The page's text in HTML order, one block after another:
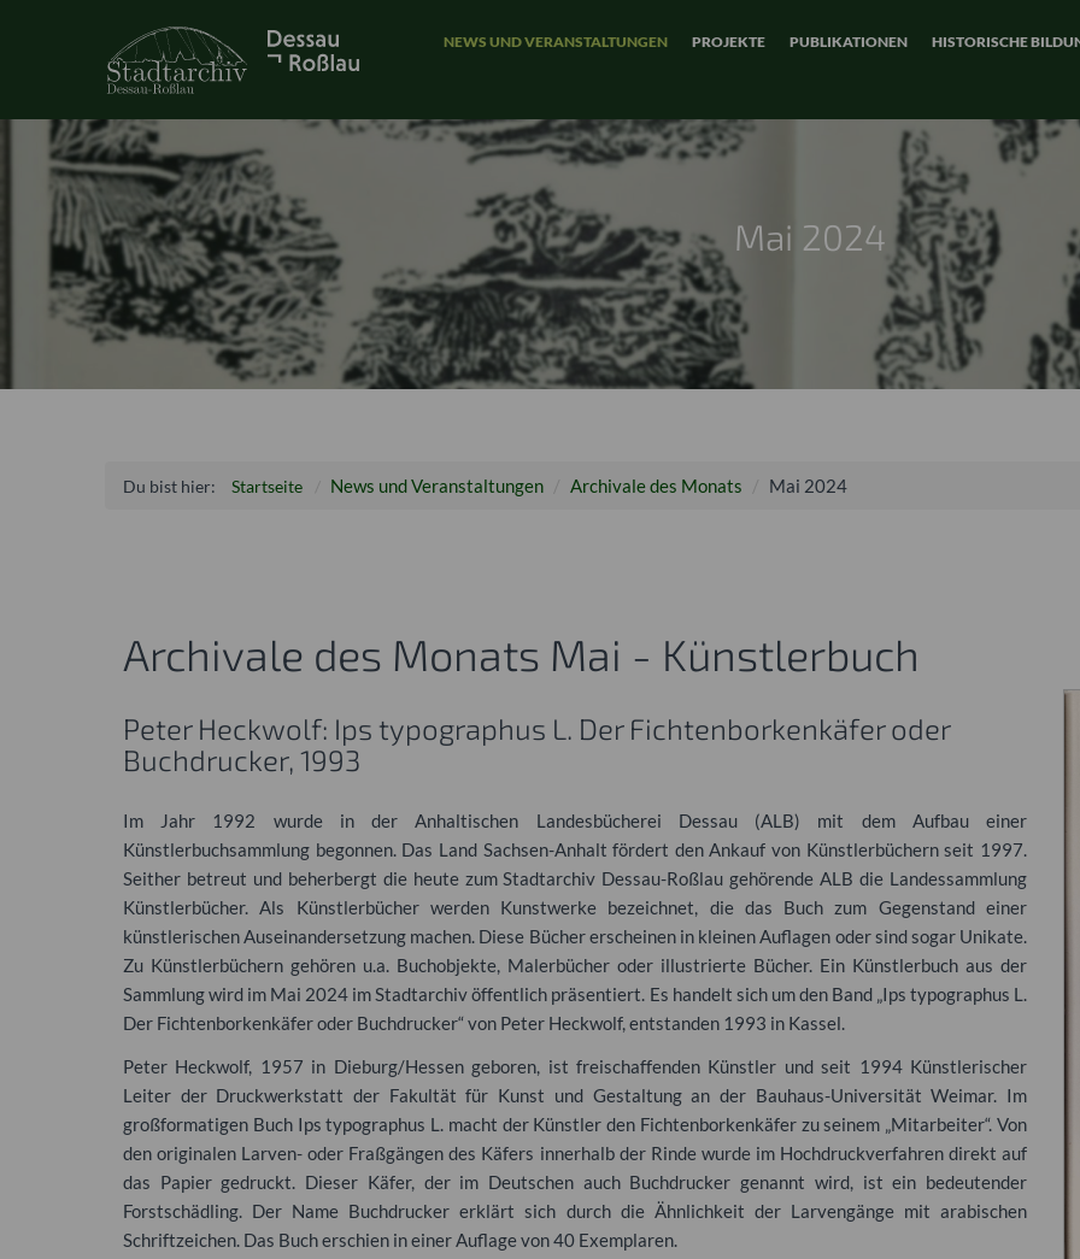
NEWS UND VERANSTALTUNGEN PROJEKTE PUBLIKATIONEN HISTORISCHE
Mai 2024
Du bist hier: Startseite News und Veranstaltungen Archivale des Monats Mai 2024
Archivale des Monats Mai - Künstlerbuch
Peter Heckwolf: Ips typographus L. Der Fichtenborkenkäfer oder
Buchdrucker, 1993
Im Jahr 1992 wurde in der Anhaltischen Landesbücherei Dessau (ALB) mit dem Aufbau einer
Künstlerbuchsammlung begonnen. Das Land Sachsen-Anhalt fördert den Ankauf von Künstlerbüchern seit 1997.
Seither betreut und beherbergt die heute zum Stadtarchiv Dessau-Roßlau gehörendeALB die Landessammlung
Künstlerbücher. Als Künstlerbücher werden Kunstwerke bezeichnet, die das Buch zum Gegenstand einer
künstlerischen Auseinandersetzung machen. Diese Bücher erscheinen in kleinen Auflagen oder sind sogar Unikate.
Zu Künstlerbüchern gehören u.a. Buchobjekte, Malerbücher oder illustrierte Bücher. Ein Künstlerbuch aus der
Sammlung wird im Mai 2024 im Stadtarchiv öffentlich präsentiert. Es handelt sich um den Band „Ips typographus L.
Der Fichtenborkenkäfer oder Buchdrucker“ von Peter Heckwolf, entstanden 1993 in Kassel.
Peter Heckwolf, 1957 in Dieburg/Hessen geboren, ist freischaffenden Künstler und seit 1994 Künstlerischer
Leiter der Druckwerkstatt der Fakultät für Kunst und Gestaltung an der Bauhaus-Universität Weimar. Im
großformatigen Buch Ips typographus L. macht der Künstler den Fichtenborkenkäfer zu seinem „Mitarbeiter“. Von
den originalen Larven- oder Fraßgängen des Käfers innerhalb der Rinde wurde im Hochdruckverfahren direkt auf
das Papier gedruckt. Dieser Käfer, der im Deutschen auch Buchdrucker genannt wird, ist ein bedeutender
Forstschädling. Der Name Buchdrucker erklärt sich durch die Ähnlichkeit der Larvengänge mit arabischen
Schriftzeichen. Das Buch erschien in einer Auflage von 40 Exemplaren.